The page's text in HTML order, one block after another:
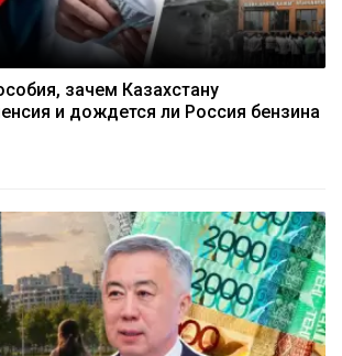
зачем Казахстану
и дождется ли Россия бензина